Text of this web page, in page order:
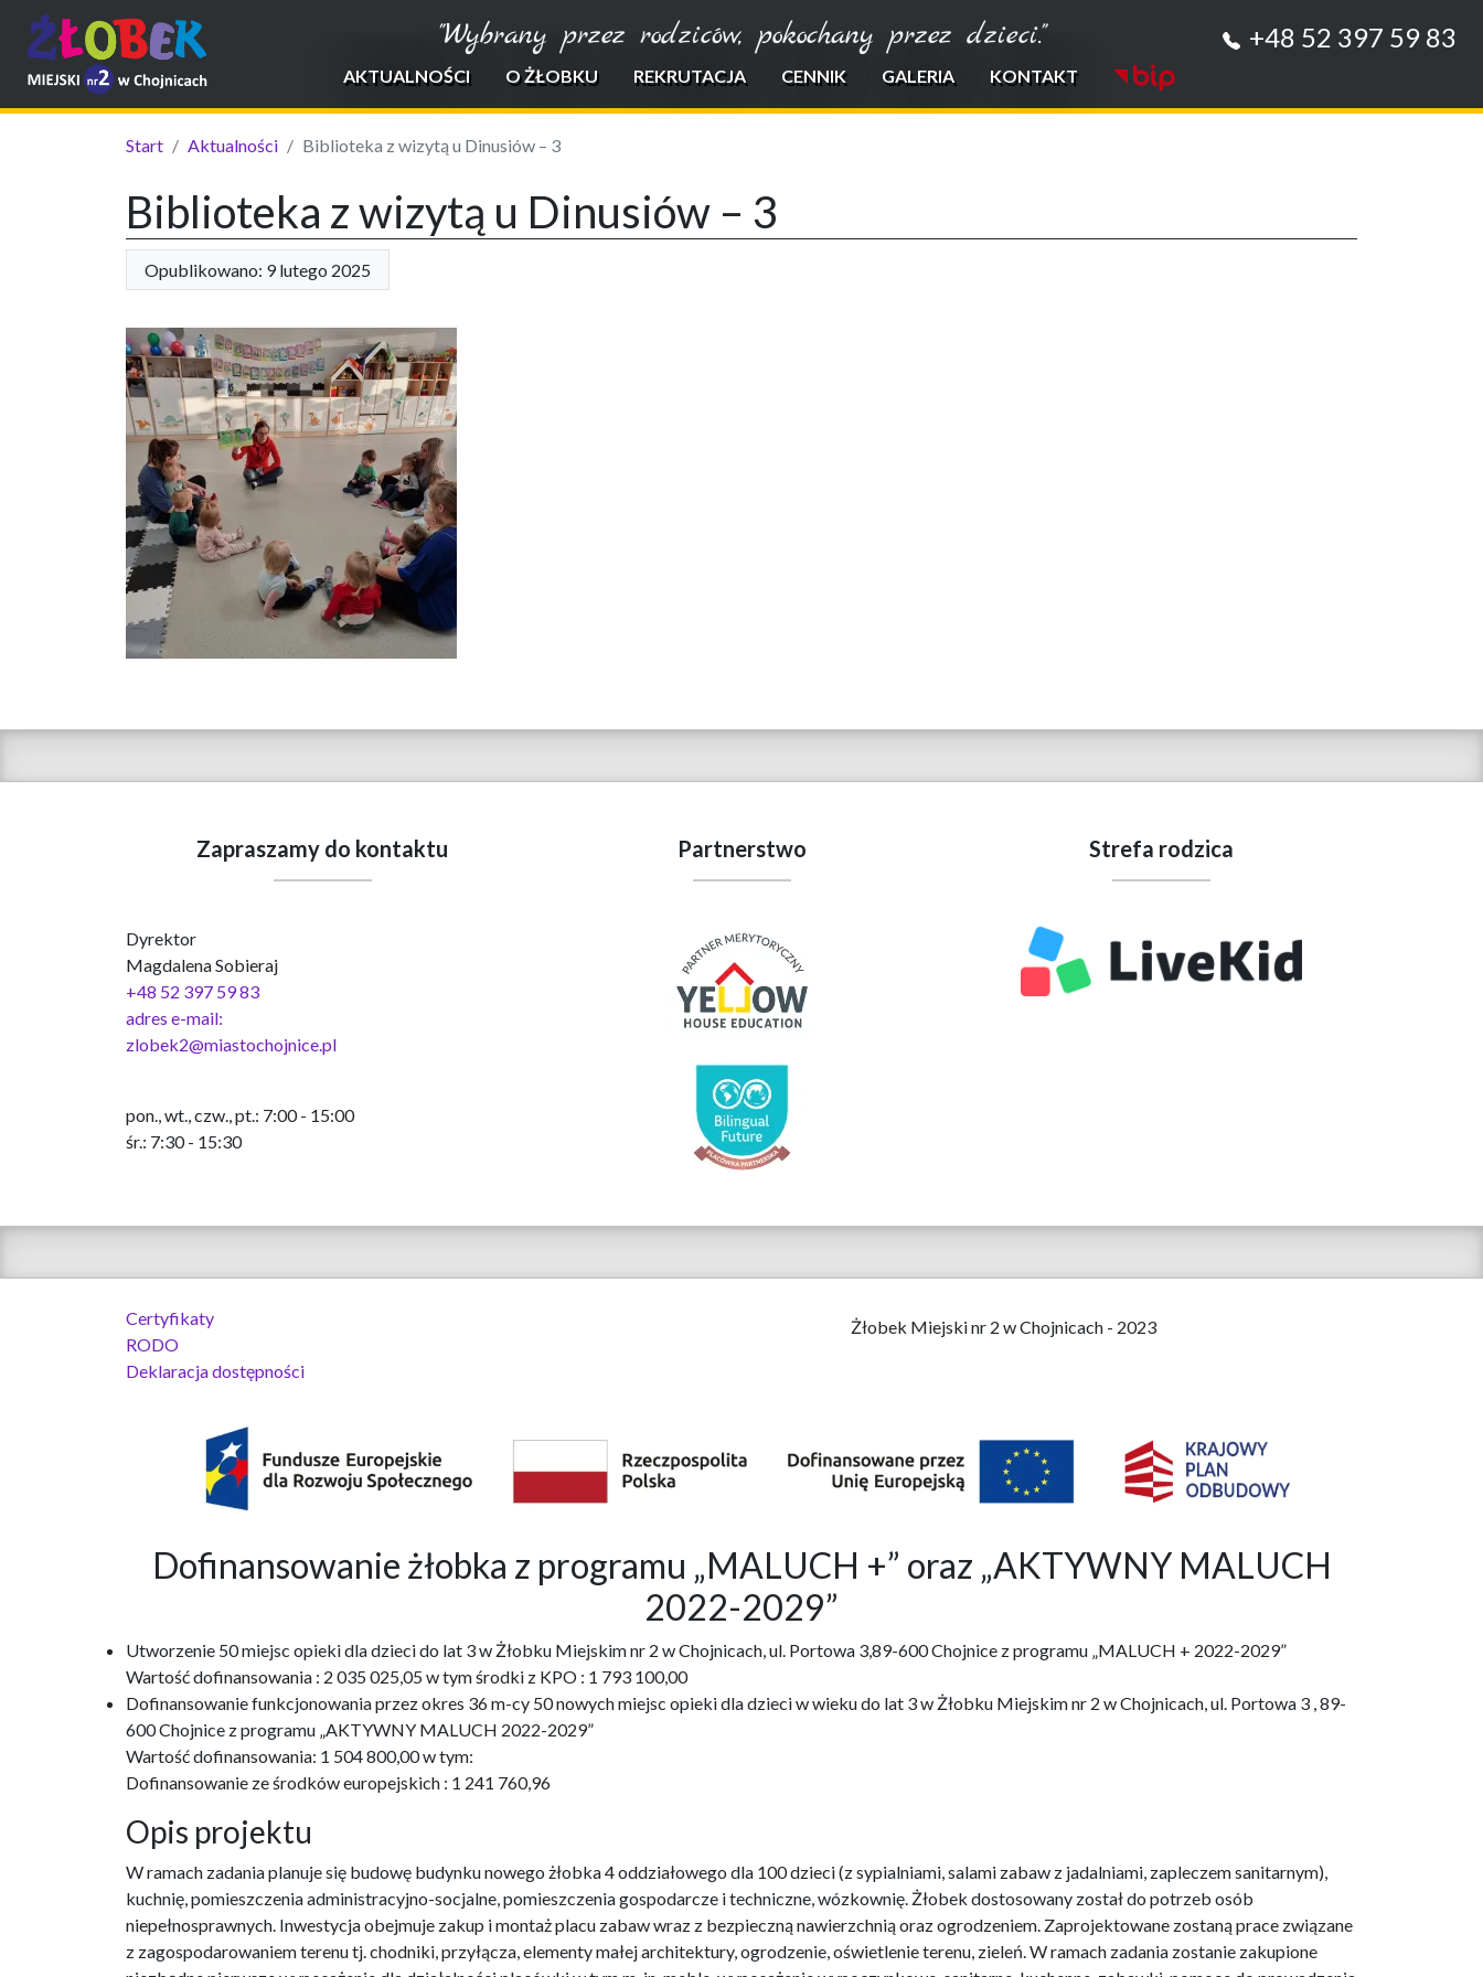
"Wybrany przez rodziców, pokochany przez dzieci." +48 52 397 59 83
AKTUALNOŚCI O ŻŁOBKU REKRUTACJA CENNIK GALERIA KONTAKT
Start Aktualności Biblioteka z wizytą u Dinusiów – 3
Biblioteka z wizytą u Dinusiów – 3
Opublikowano: 9 lutego 2025
Zapraszamy do kontaktu
Dyrektor
Magdalena Sobieraj
+48 52 397 59 83
adres e-mail:
zlobek2@miastochojnice.pl
pon., wt., czw., pt.: 7:00 - 15:00
śr.: 7:30 - 15:30
Partnerstwo Strefa rodzica
Certyfikaty
RODO
Deklaracja dostępności
Żłobek Miejski nr 2 w Chojnicach - 2023
Dofinansowanie żłobka z programu „MALUCH +” oraz „AKTYWNY MALUCH
2022-2029”
Utworzenie 50 miejsc opieki dla dzieci do lat 3 w Żłobku Miejskim nr 2 w Chojnicach, ul. Portowa 3,89-600 Chojnice z programu „MALUCH + 2022-2029”
Wartość dofinansowania : 2 035 025,05 w tym środki z KPO : 1 793 100,00
Dofinansowanie funkcjonowania przez okres 36 m-cy 50 nowych miejsc opieki dla dzieci w wieku do lat 3 w Żłobku Miejskim nr 2 w Chojnicach, ul. Portowa 3 , 89-
600 Chojnice z programu „AKTYWNY MALUCH 2022-2029”
Wartość dofinansowania: 1 504 800,00 w tym:
Dofinansowanie ze środków europejskich : 1 241 760,96
Opis projektu
W ramach zadania planuje się budowę budynku nowego żłobka 4 oddziałowego dla 100 dzieci (z sypialniami, salami zabaw z jadalniami, zapleczem sanitarnym),
kuchnię, pomieszczenia administracyjno-socjalne, pomieszczenia gospodarcze i techniczne, wózkownię. Żłobek dostosowany został do potrzeb osób
niepełnosprawnych. Inwestycja obejmuje zakup i montaż placu zabaw wraz z bezpieczną nawierzchnią oraz ogrodzeniem. Zaprojektowane zostaną prace związane
z zagospodarowaniem terenu tj. chodniki, przyłącza, elementy małej architektury, ogrodzenie, oświetlenie terenu, zieleń. W ramach zadania zostanie zakupione